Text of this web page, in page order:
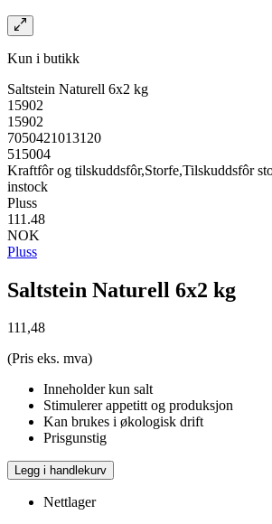
Kun i butikk
Saltstein Naturell 6x2 kg
15902
15902
7050421013120
515004
Kraftfôr og tilskuddsfôr,Storfe,Tilskuddsfôr
instock
Pluss
111.48
NOK
Pluss
Saltstein Naturell 6x2 kg
111,48
(Pris eks. mva)
Inneholder kun salt
Stimulerer appetitt og produksjon
Kan brukes i økologisk drift
Prisgunstig
Legg i handlekurv
Nettlager